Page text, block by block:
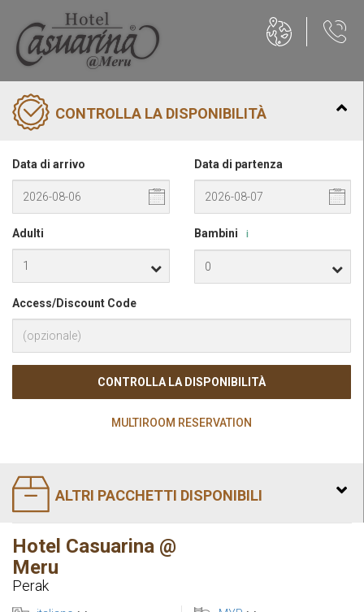
CONTROLLA LA DISPONIBILITÀ
Data di arrivo Data di partenza
Adulti Bambini i
Access/Discount Code
CONTROLLA LA DISPONIBILITÀ
MULTIROOM RESERVATION
ALTRI PACCHETTI DISPONIBILI
Hotel Casuarina @
Meru
Perak